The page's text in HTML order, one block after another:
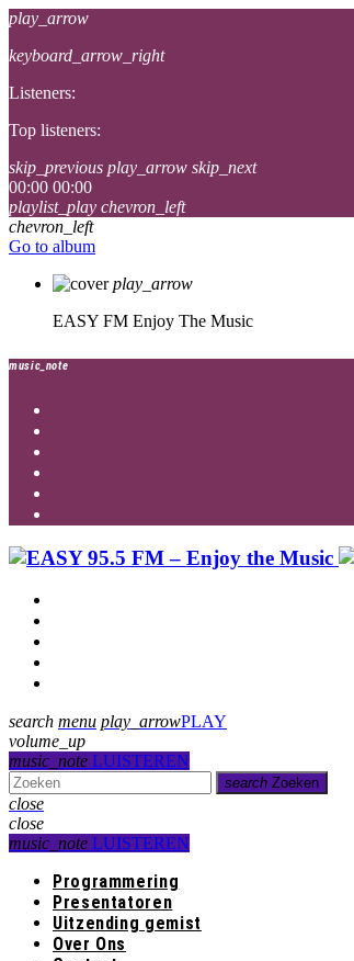
play_arrow
keyboard_arrow_right
Listeners:
Top listeners:
skip_previous play_arrow skip_next
00:00 00:00
playlist_play chevron_left
chevron_left
Go to album
play_arrow
EASY FM Enjoy The Music
music_note
search menu play_arrowPLAY
volume_up
music_note LUISTEREN
search Zoeken
close
close
music_note LUISTEREN
Programmering
Presentatoren
Uitzending gemist
Over Ons